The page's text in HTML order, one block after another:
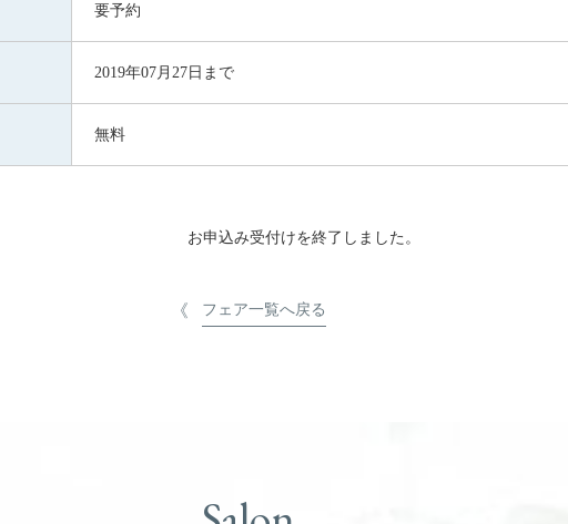
要予約
2019年07月27日まで
無料
お申込み受付けを終了しました。
フェア一覧へ戻る